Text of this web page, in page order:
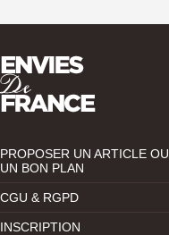
PROPOSER UN ARTICLE OU
UN BON PLAN
CGU & RGPD
INSCRIPTION